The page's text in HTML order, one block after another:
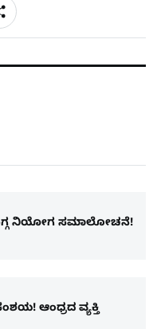
S
h
a
ನಿಯೋಗ ಸಮಾಲೋಚನೆ!
ಆಂಧ್ರದ ವ್ಯಕ್ತಿ